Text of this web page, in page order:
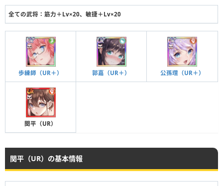
全ての武将：筋力＋Lv×20、敏捷＋Lv×20
歩練師（UR＋） 郭嘉（UR＋） 公孫瓚（UR＋）
関平（UR）
関平（UR）の基本情報